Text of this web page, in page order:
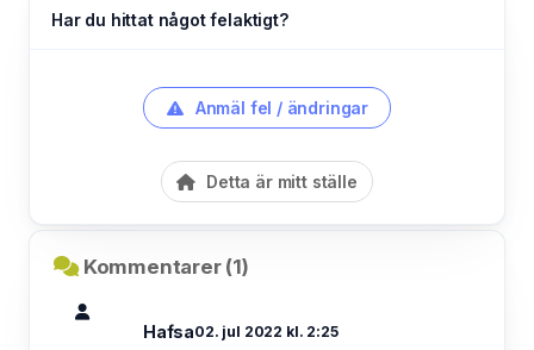
Har du hittat något felaktigt?
Anmäl fel / ändringar
Detta är mitt ställe
Kommentarer (1)
Hafsa02. jul 2022 kl. 2:25